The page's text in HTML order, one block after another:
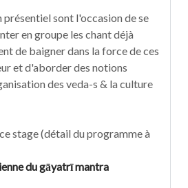
présentiel sont l'occasion de se
en groupe les chant déjà
de baigner dans la force de ces
et d'aborder des notions
des veda-s & la culture
stage (détail du programme à
du gāyatrī mantra